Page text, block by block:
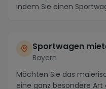
indem Sie einen
Sportwagen
Bayern
Möchten Sie das
eine ganz besondere